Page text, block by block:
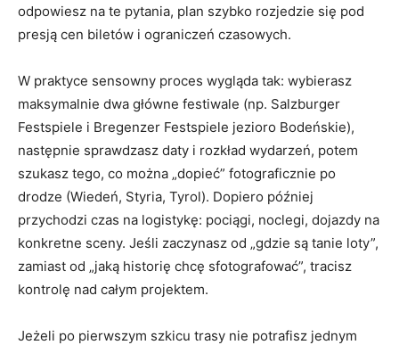
odpowiesz na te pytania, plan szybko rozjedzie się pod
presją cen biletów i ograniczeń czasowych.
W praktyce sensowny proces wygląda tak: wybierasz
maksymalnie dwa główne festiwale (np. Salzburger
Festspiele i Bregenzer Festspiele jezioro Bodeńskie),
następnie sprawdzasz daty i rozkład wydarzeń, potem
szukasz tego, co można „dopieć” fotograficznie po
drodze (Wiedeń, Styria, Tyrol). Dopiero później
przychodzi czas na logistykę: pociągi, noclegi, dojazdy na
konkretne sceny. Jeśli zaczynasz od „gdzie są tanie loty”,
zamiast od „jaką historię chcę sfotografować”, tracisz
kontrolę nad całym projektem.
Jeżeli po pierwszym szkicu trasy nie potrafisz jednym